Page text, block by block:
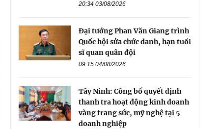
20:34 03/08/2026
Đại tướng Phan Văn Giang trình
Quốc hội sửa chức danh, hạn tuổi
sĩ quan quân đội
09:15 04/08/2026
Tây Ninh: Công bố quyết định
thanh tra hoạt động kinh doanh
vàng trang sức, mỹ nghệ tại 5
doanh nghiệp